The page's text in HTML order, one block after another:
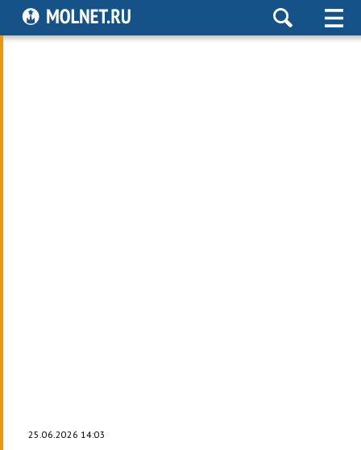
25.06.2026 14:03